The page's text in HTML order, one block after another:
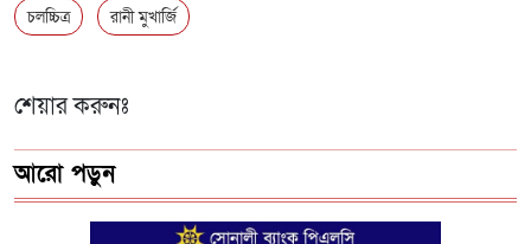
চলচ্চিত্র রানী মুখার্জি
শেয়ার করুনঃ
আরো পড়ুন